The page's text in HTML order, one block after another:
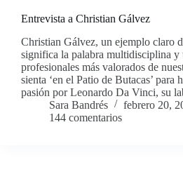
Entrevista a Christian Gálvez
Christian Gálvez, un ejemplo claro
significa la palabra multidisciplina y
profesionales más valorados de
sienta ‘en el Patio de Butacas’ para
pasión por Leonardo Da Vinci, su
Sara Bandrés
febrero 20,
144 comentarios